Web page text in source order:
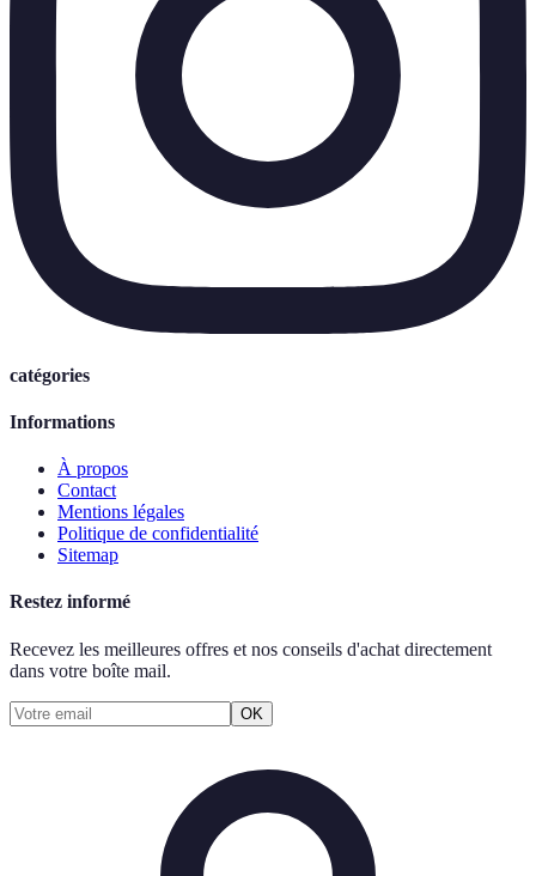
catégories
Informations
À propos
Contact
Mentions légales
Politique de confidentialité
Sitemap
Restez informé
Recevez les meilleures offres et nos conseils d'achat directement
dans votre boîte mail.
OK